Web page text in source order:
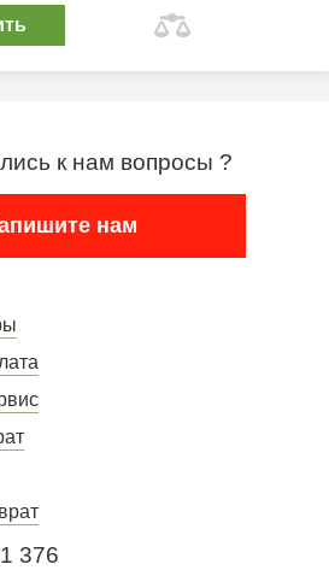
к нам вопросы ?
нам
376